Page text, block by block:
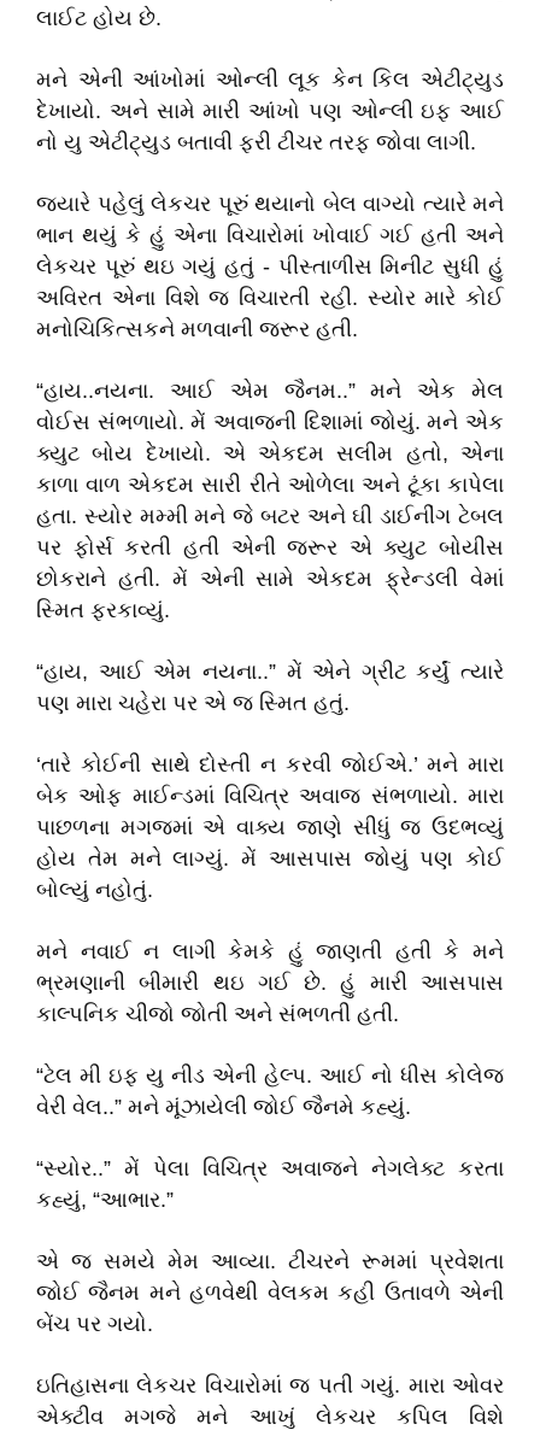
લાઈટ હોય છે.
મને એની આંખોમાં ઓન્લી લૂક કેન કિલ એટીટ્યુડ
દેખાયો. અને સામે મારી આંખો પણ ઓન્લી ઇફ આઈ
નો યુ એટીટ્યુડ બતાવી ફરી ટીચર તરફ જોવા લાગી.
જયારે પહેલું લેકચર પૂરું થયાનો બેલ વાગ્યો ત્યારે મને
ભાન થયું કે હું એના વિચારોમાં ખોવાઈ ગઈ હતી અને
લેકચર પૂરું થઇ ગયું હતું - પીસ્તાળીસ મિનીટ સુધી હું
અવિરત એના વિશે જ વિચારતી રહી. સ્યોર મારે કોઈ
મનોચિકિત્સકને મળવાની જરૂર હતી.
“હાય..નયના. આઈ એમ જૈનમ..” મને એક મેલ
વોઈસ સંભળાયો. મેં અવાજની દિશામાં જોયું. મને એક
ક્યુટ બોય દેખાયો. એ એકદમ સલીમ હતો, એના
કાળા વાળ એકદમ સારી રીતે ઓળેલા અને ટૂંકા કાપેલા
હતા. સ્યોર મમ્મી મને જે બટર અને ઘી ડાઈનીંગ ટેબલ
પર ફોર્સ કરતી હતી એની જરૂર એ ક્યુટ બોયીસ
છોકરાને હતી. મેં એની સામે એકદમ ફ્રેન્ડલી વેમાં
સ્મિત ફરકાવ્યું.
“હાય, આઈ એમ નયના..” મેં એને ગ્રીટ કર્યું ત્યારે
પણ મારા ચહેરા પર એ જ સ્મિત હતું.
‘તારે કોઈની સાથે દોસ્તી ન કરવી જોઈએ.’ મને મારા
બેક ઓફ માઈન્ડમાં વિચિત્ર અવાજ સંભળાયો. મારા
પાછળના મગજમાં એ વાક્ય જાણે સીધું જ ઉદભવ્યું
હોય તેમ મને લાગ્યું. મેં આસપાસ જોયું પણ કોઈ
બોલ્યું નહોતું.
મને નવાઈ ન લાગી કેમકે હું જાણતી હતી કે મને
ભ્રમણાની બીમારી થઇ ગઈ છે. હું મારી આસપાસ
કાલ્પનિક ચીજો જોતી અને સંભળતી હતી.
“ટેલ મી ઇફ યુ નીડ એની હેલ્પ. આઈ નો ધીસ કોલેજ
વેરી વેલ..” મને મૂંઝાયેલી જોઈ જૈનમે કહ્યું.
“સ્યોર..” મેં પેલા વિચિત્ર અવાજને નેગલેક્ટ કરતા
કહ્યું, “આભાર.”
એ જ સમયે મેમ આવ્યા. ટીચરને રૂમમાં પ્રવેશતા
જોઈ જૈનમ મને હળવેથી વેલકમ કહી ઉતાવળે એની
બેંચ પર ગયો.
ઇતિહાસના લેકચર વિચારોમાં જ પતી ગયું. મારા ઓવર
એક્ટીવ મગજે મને આખું લેકચર કપિલ વિશે